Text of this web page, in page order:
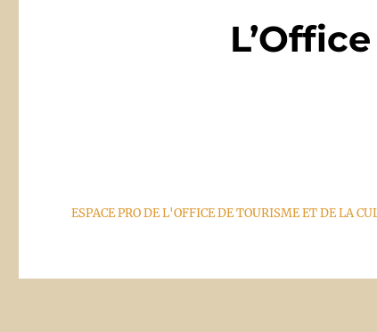
ESPACE PRO DE L'OFFICE DE TOURISME ET DE LA